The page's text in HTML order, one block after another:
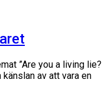
”Are you a living lie?
av att vara en